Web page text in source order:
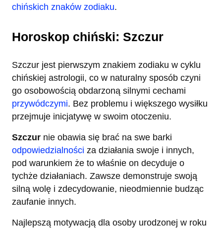
chińskich znaków zodiaku.
Horoskop chiński: Szczur
Szczur jest pierwszym znakiem zodiaku w cyklu
chińskiej astrologii, co w naturalny sposób czyni
go osobowością obdarzoną silnymi cechami
przywódczymi. Bez problemu i większego wysiłku
przejmuje inicjatywę w swoim otoczeniu.
Szczur nie obawia się brać na swe barki
odpowiedzialności za działania swoje i innych,
pod warunkiem że to właśnie on decyduje o
tychże działaniach. Zawsze demonstruje swoją
silną wolę i zdecydowanie, nieodmiennie budząc
zaufanie innych.
Najlepszą motywacją dla osoby urodzonej w roku